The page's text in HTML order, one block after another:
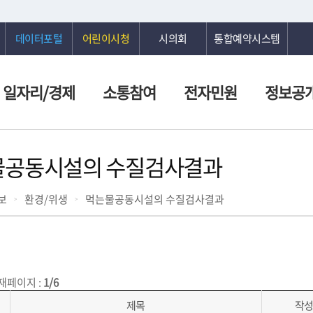
데이터포털 어린이시청 시의회 통합예약시스템
일자리/경제 소통참여 전자민원 정보공
동시설의 수질검사결과
환경/위생 먹는물공동시설의 수질검사결과
페이지 : 1/6
제목
작